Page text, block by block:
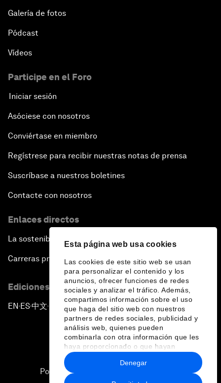
Esta página web usa cookies
Las cookies de este sitio web se usan
para personalizar el contenido y los
anuncios, ofrecer funciones de redes
sociales y analizar el tráfico. Además,
compartimos información sobre el uso
que haga del sitio web con nuestros
partners de redes sociales, publicidad y
análisis web, quienes pueden
combinarla con otra información que les
haya proporcionado o que hayan
recopilado a partir del uso que haya
hecho de sus servicios.
Denegar
Galería de fotos
Pódcast
Vídeos
Participe en el Foro
Iniciar sesión
Asóciese con nosotros
Conviértase en miembro
Regístrese para recibir nuestras notas de prensa
Suscríbase a nuestros boletines
Contacte con nosotros
Enlaces directos
La sostenibilidad en el Foro
Carreras profesionales
Ediciones en otros idiomas
EN ▪ES▪中文▪ 日本語
Política de privacidad y normas de uso